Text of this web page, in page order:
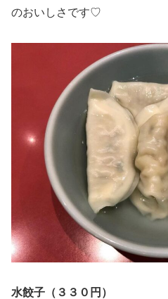
のおいしさです♡
水餃子（３３０円）